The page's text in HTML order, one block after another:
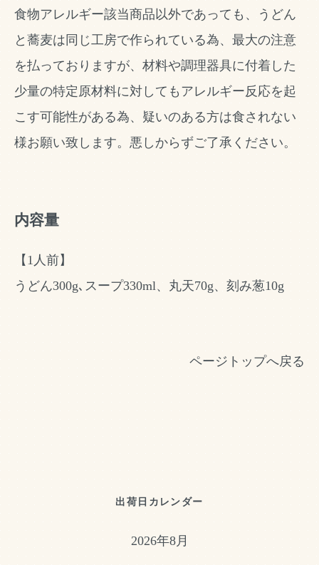
食物アレルギー該当商品以外であっても、うどん
と蕎麦は同じ工房で作られている為、最大の注意
を払っておりますが、材料や調理器具に付着した
少量の特定原材料に対してもアレルギー反応を起
こす可能性がある為、疑いのある方は食されない
様お願い致します。悪しからずご了承ください。
内容量
【1人前】
うどん300g､スープ330ml、丸天70g、刻み葱10g
ページトップへ戻る
出荷日カレンダー
2026年8月